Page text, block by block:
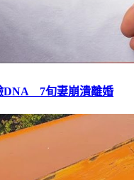
DNA 7旬妻崩潰離婚